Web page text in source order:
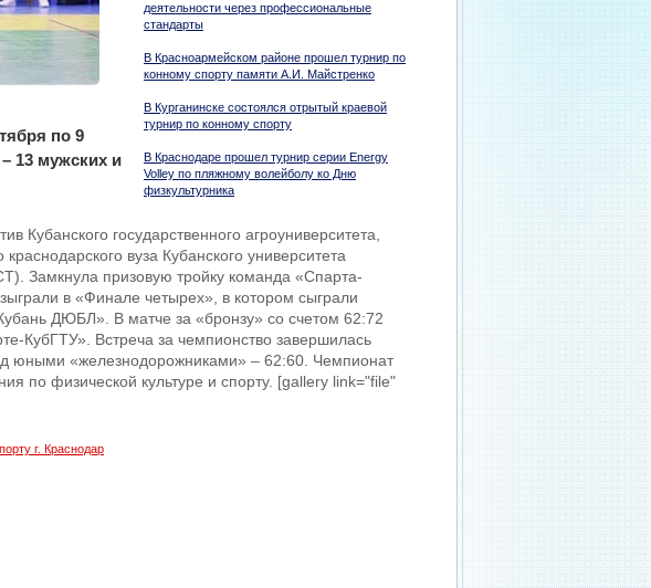
деятельности через профессиональные
стандарты
В Красноармейском районе прошел турнир по
конному спорту памяти А.И. Майстренко
В Курганинске состоялся отрытый краевой
турнир по конному спорту
В Краснодаре прошел турнир серии Energy
Volley по пляжному волейболу ко Дню
физкультурника
по 9
13 мужских и
Кубанского государственного агроуниверситета,
вуза Кубанского университета
Замкнула призовую тройку команда «Спарта-
в «Финале четырех», в котором сыграли
ДЮБЛ». В матче за «бронзу» со счетом 62:72
КубГТУ». Встреча за чемпионство завершилась
юными «железнодорожниками» – 62:60. Чемпионат
по физической культуре и спорту. [gallery link="file"
г. Краснодар